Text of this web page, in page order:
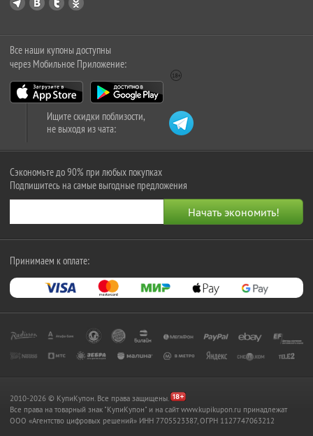
Все наши купоны доступны
через Мобильное Приложение:
Ищите скидки поблизости,
не выходя из чата:
Сэкономьте до 90% при любых покупках
Подпишитесь на самые выгодные предложения
Принимаем к оплате:
2010-2026 © КупиКупон. Все права защищены.
Все права на товарный знак "КупиКупон" и на сайт www.kupikupon.ru принадлежат
OOO «Агентство цифровых решений» ИНН 7705523387, ОГРН 1127747063212